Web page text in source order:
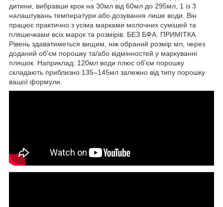
дитини, вибравши крок на 30мл від 60мл до 295мл, 1 із 3
налаштувань температури або дозування лише води. Він
працює практично з усіма марками молочних сумішей та
пляшечками всіх марок та розмірів. БЕЗ БФА. ПРИМІТКА.
Рівень здаватиметься вищим, ніж обраний розмір мл, через
доданий об'єм порошку та/або відмінностей у маркуванні
пляшок. Наприклад: 120мл води плюс об'єм порошку
складають приблизно 135–145мл залежно від типу порошку
вашої формули.